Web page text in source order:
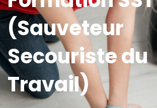
(Sauveteur
Secouriste du
Travail)